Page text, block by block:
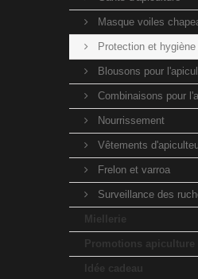
Masque voiles
Protection et
Blousons pour
Combinaisons pour
Nourrissement
Vêtements
Frelon et varroa
Surveillance des
Miellerie
Promotions apiculture
Idée cadeau